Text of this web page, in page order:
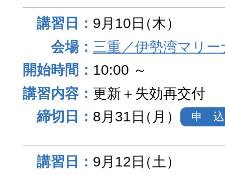
9月10日（木）
三重／伊勢湾マリー
10:00 ～
更新＋失効再交付
8月31日（月） 申 込
9月12日（土）